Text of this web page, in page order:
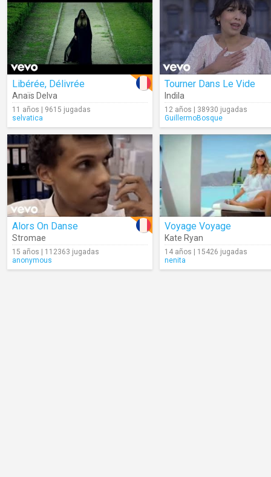
Libérée, Délivrée
Anaïs Delva
11 años | 9615 jugadas
selvatica
Tourner Dans Le Vide
Indila
12 años | 38930 jugadas
GuillermoBosque
Alors On Danse
Stromae
15 años | 112363 jugadas
anonymous
Voyage Voyage
Kate Ryan
14 años | 15426 jugadas
nenita